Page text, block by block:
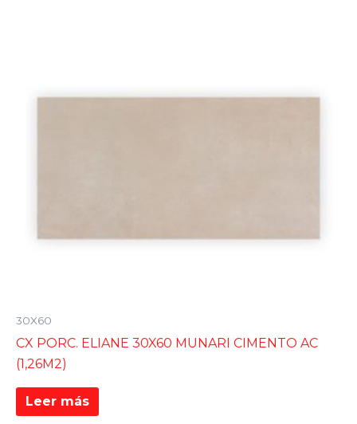
30X60
CX PORC. ELIANE 30X60 MUNARI CIMENTO AC
(1,26M2)
Leer más